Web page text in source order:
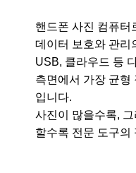
핸드폰 사진 컴퓨터
데이터 보호와 관리
USB, 클라우드 등
측면에서 가장 균형
입니다.
사진이 많을수록,
할수록 전문 도구의